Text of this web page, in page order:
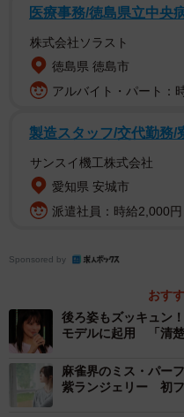
X(@tsunko_p)、公式
医療事務/徳島県立中央
株式会社ソラスト
徳島県 徳島市
アルバイト・パート：
製造スタッフ/交代勤務/
サンスイ機工株式会社
愛知県 安城市
派遣社員：時給2,000
Sponsored by
おす
後ろ姿もズッキュン
モデルに起用 「清
麻雀界のミス・パー
紫ランジェリー 初